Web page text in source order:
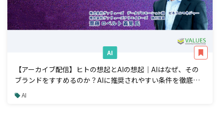
AI
【アーカイブ配信】ヒトの想起とAIの想起｜AIはなぜ、その
ブランドをすすめるのか？AIに推奨されやすい条件を徹底解
説 AI